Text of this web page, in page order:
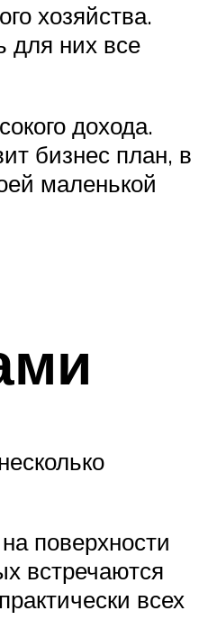
хозяйства.
для них все
дохода.
бизнес план, в
маленькой
поверхности
встречаются
всех